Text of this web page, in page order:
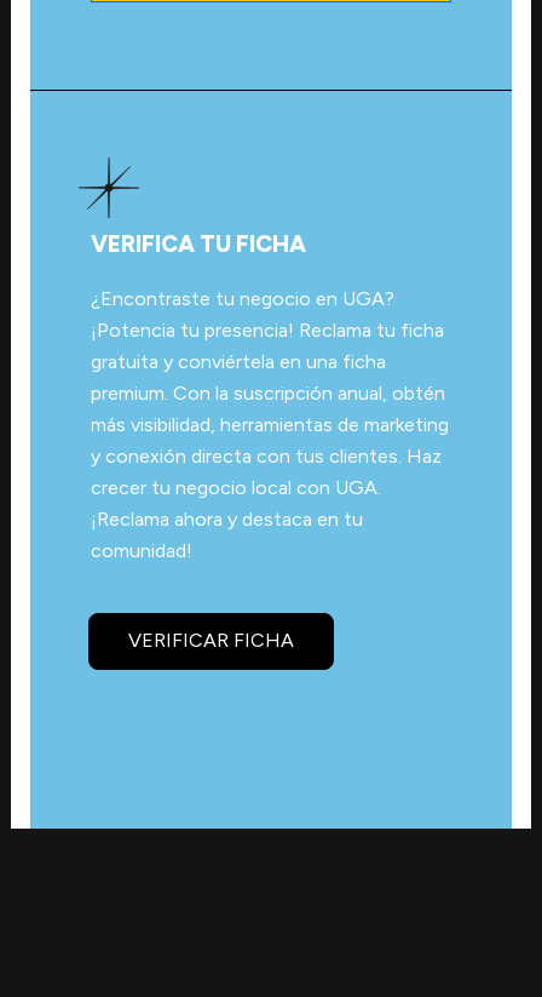
VERIFICA TU FICHA
¿Encontraste tu negocio en UGA?
¡Potencia tu presencia! Reclama tu ficha
gratuita y conviértela en una ficha
premium. Con la suscripción anual, obtén
más visibilidad, herramientas de marketing
y conexión directa con tus clientes. Haz
crecer tu negocio local con UGA.
¡Reclama ahora y destaca en tu
comunidad!
VERIFICAR FICHA